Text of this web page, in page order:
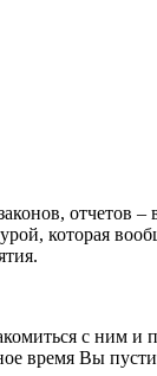
отчетов –
которая
с ним и
время Вы